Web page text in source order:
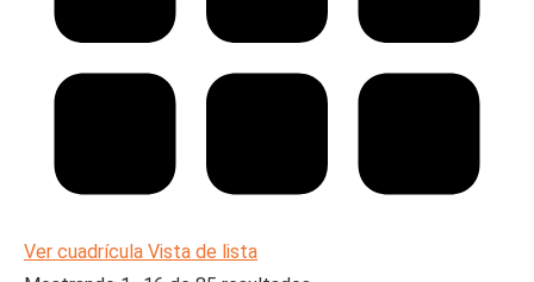
Ver cuadrícula Vista de lista